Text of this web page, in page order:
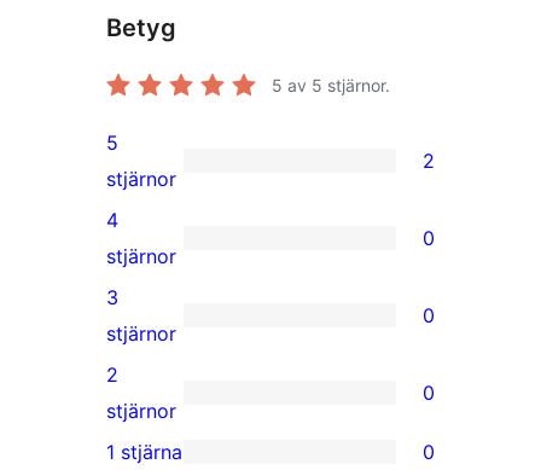
Betyg
5 av 5 stjärnor.
2
5-
stjärniga
recensioner
5
stjärnor
2
0
4-
stjärniga
recensioner
4
stjärnor
0
0
3-
stjärniga
recensioner
3
stjärnor
0
0
2-
2
stjärnor
0
1 stjärna 0